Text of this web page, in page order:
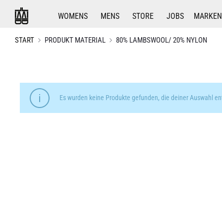
WOMENS MENS STORE JOBS MARKEN
START PRODUKT MATERIAL 80% LAMBSWOOL/ 20% NYLON
Es wurden keine Produkte gefunden, die deiner Auswahl